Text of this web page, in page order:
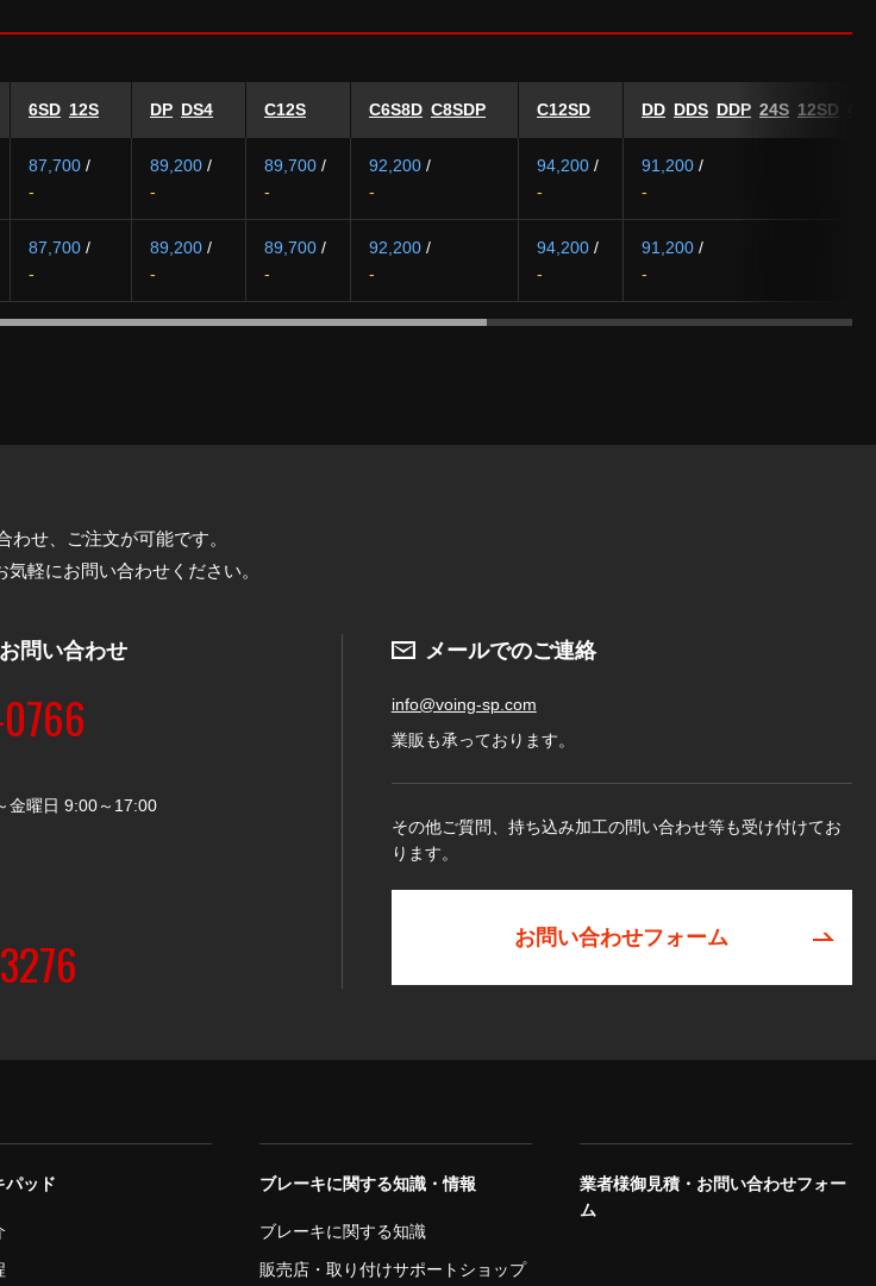
6SD 12S DP DS4 C12S C6S8D C8SDP C12SD DD DDS DDP 24S 12SD
87,700 /
-
89,200 /
-
89,700 /
-
92,200 /
-
94,200 /
-
91,200 /
-
87,700 /
-
89,200 /
-
89,700 /
-
92,200 /
-
94,200 /
-
91,200 /
-
せ、ご注文が可能です。
軽にお問い合わせください。
問い合わせ
金曜日 9:00～17:00
メールでのご連絡
info@voing-sp.com
業販も承っております。
その他ご質問、持ち込み加工の問い合わせ等も受け付けてお
ります。
お問い合わせフォーム
パッド ブレーキに関する知識・情報
ブレーキに関する知識
販売店・取り付けサポートショップ
業者様御見積・お問い合わせフォー
ム